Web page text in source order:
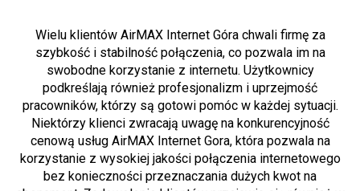
Wielu klientów AirMAX Internet Góra chwali firmę za
szybkość i stabilność połączenia, co pozwala im na
swobodne korzystanie z internetu. Użytkownicy
podkreślają również profesjonalizm i uprzejmość
pracowników, którzy są gotowi pomóc w każdej sytuacji.
Niektórzy klienci zwracają uwagę na konkurencyjność
cenową usług AirMAX Internet Gora, która pozwala na
korzystanie z wysokiej jakości połączenia internetowego
bez konieczności przeznaczania dużych kwot na